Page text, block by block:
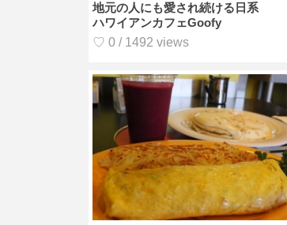
地元の人にも愛され続ける日系
ハワイアンカフェGoofy
♡ 0 / 1492 views